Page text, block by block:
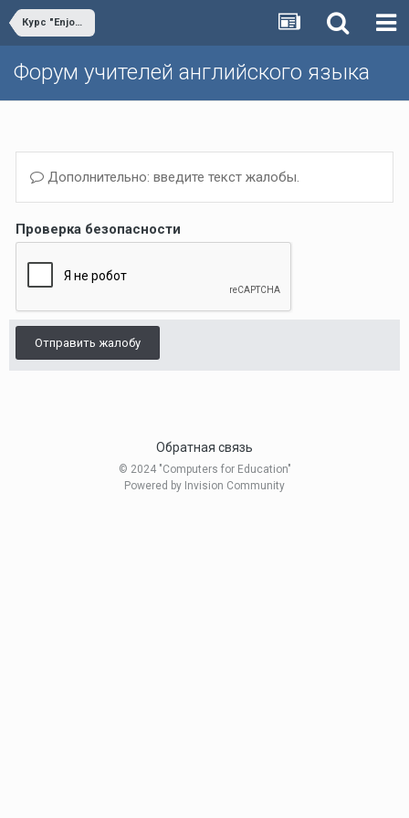
Курс "Enjoy English"
Форум учителей английского языка
Дополнительно: введите текст жалобы.
Проверка безопасности
Отправить жалобу
Обратная связь
© 2024 "Computers for Education"
Powered by Invision Community